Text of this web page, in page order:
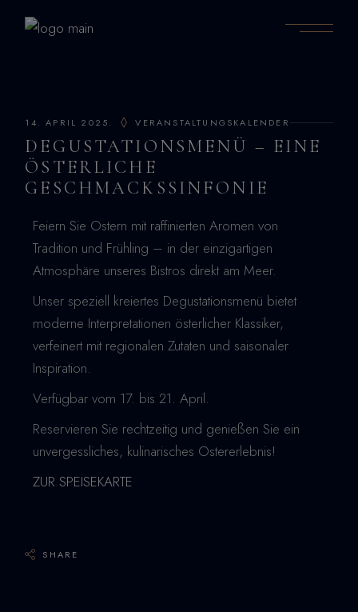
14. APRIL 2025. VERANSTALTUNGSKALENDER
DEGUSTATIONSMENÜ – EINE
ÖSTERLICHE
GESCHMACKSSINFONIE
Feiern Sie Ostern mit raffinierten Aromen von
Tradition und Frühling – in der einzigartigen
Atmosphäre unseres Bistros direkt am Meer.
Unser speziell kreiertes Degustationsmenü bietet
moderne Interpretationen österlicher Klassiker,
verfeinert mit regionalen Zutaten und saisonaler
Inspiration.
Verfügbar vom 17. bis 21. April.
Reservieren Sie rechtzeitig und genießen Sie ein
unvergessliches, kulinarisches Ostererlebnis!
ZUR SPEISEKARTE
SHARE